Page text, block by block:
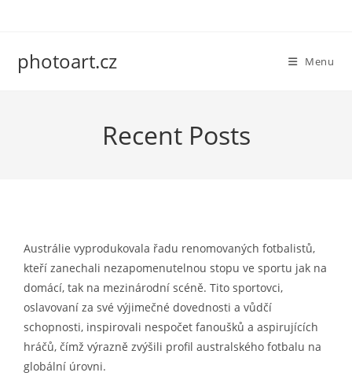
photoart.cz Menu
Recent Posts
Austrálie vyprodukovala řadu renomovaných fotbalistů,
kteří zanechali nezapomenutelnou stopu ve sportu jak na
domácí, tak na mezinárodní scéně. Tito sportovci,
oslavovaní za své výjimečné dovednosti a vůdčí
schopnosti, inspirovali nespočet fanoušků a aspirujících
hráčů, čímž výrazně zvýšili profil australského fotbalu na
globální úrovni.